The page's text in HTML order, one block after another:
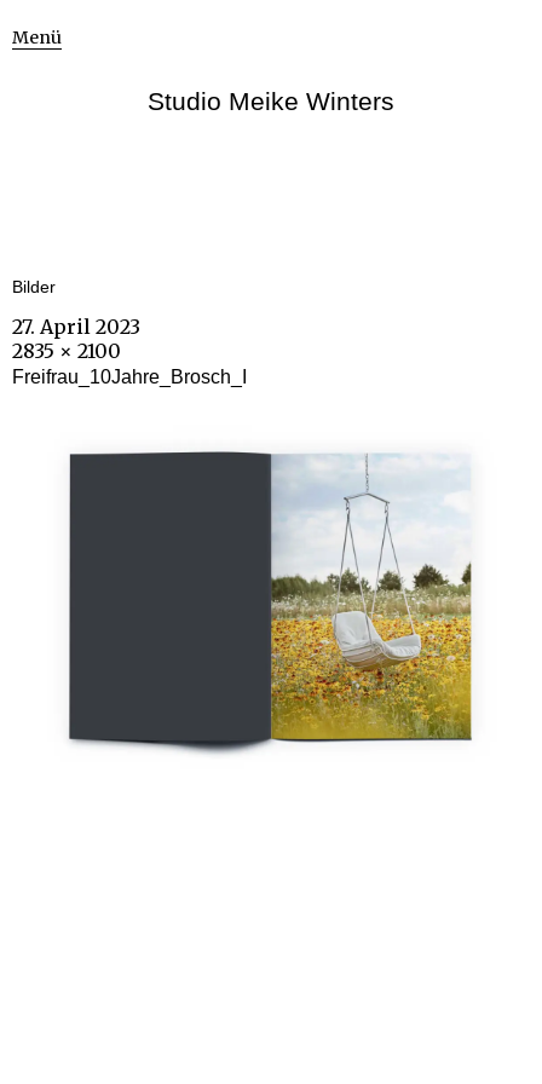
Menü
Studio Meike Winters
Bilder
27. April 2023
2835 × 2100
Freifrau_10Jahre_Brosch_I